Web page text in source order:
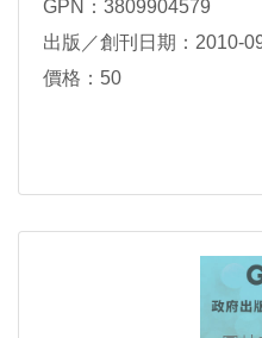
GPN：3809904579
出版／創刊日期：2010-
價格：50